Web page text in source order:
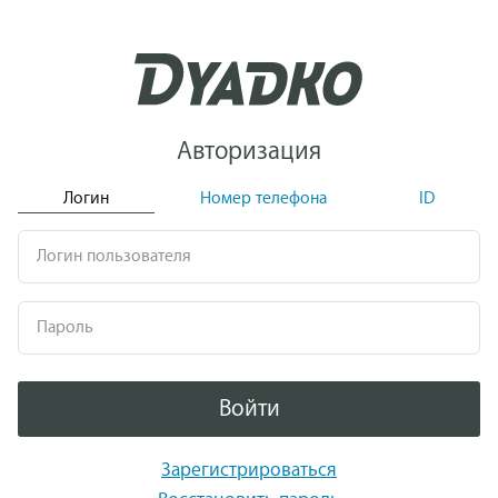
Авторизация
Логин Номер телефона ID
Логин пользователя
Пароль
Войти
Зарегистрироваться